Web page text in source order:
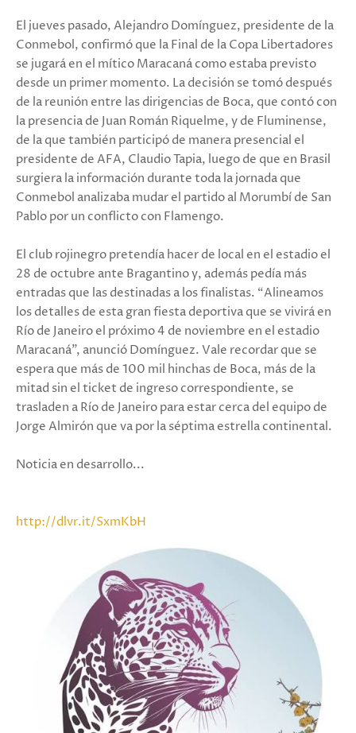
El jueves pasado, Alejandro Domínguez, presidente de la
Conmebol, confirmó que la Final de la Copa Libertadores
se jugará en el mítico Maracaná como estaba previsto
desde un primer momento. La decisión se tomó después
de la reunión entre las dirigencias de Boca, que contó con
la presencia de Juan Román Riquelme, y de Fluminense,
de la que también participó de manera presencial el
presidente de AFA, Claudio Tapia, luego de que en Brasil
surgiera la información durante toda la jornada que
Conmebol analizaba mudar el partido al Morumbí de San
Pablo por un conflicto con Flamengo.
El club rojinegro pretendía hacer de local en el estadio el
28 de octubre ante Bragantino y, además pedía más
entradas que las destinadas a los finalistas. “Alineamos
los detalles de esta gran fiesta deportiva que se vivirá en
Río de Janeiro el próximo 4 de noviembre en el estadio
Maracaná”, anunció Domínguez. Vale recordar que se
espera que más de 100 mil hinchas de Boca, más de la
mitad sin el ticket de ingreso correspondiente, se
trasladen a Río de Janeiro para estar cerca del equipo de
Jorge Almirón que va por la séptima estrella continental.
Noticia en desarrollo...
http://dlvr.it/SxmKbH